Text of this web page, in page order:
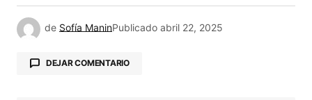
de Sofía ManinPublicado abril 22, 2025
DEJAR COMENTARIO